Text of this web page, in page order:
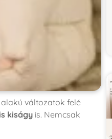
változatok felé
kiságy is. Nemcsak